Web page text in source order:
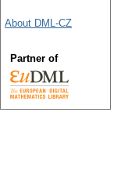
About DML-CZ
Partner of